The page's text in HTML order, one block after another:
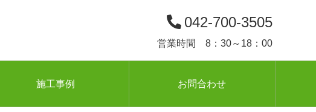
042-700-3505
営業時間 8：30～18：00
施工事例 お問合わせ